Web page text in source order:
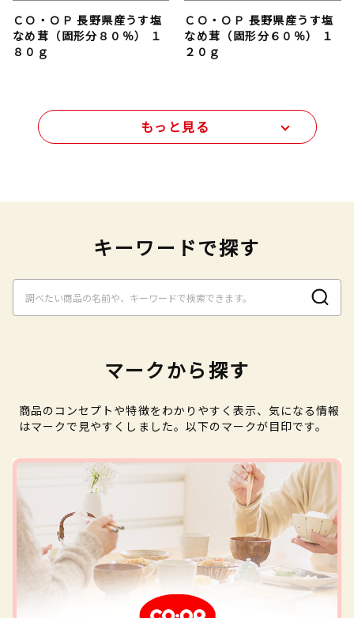
ＣＯ・ＯＰ 長野県産うす塩
なめ茸（固形分８０％） １
８０ｇ
ＣＯ・ＯＰ 長野県産うす塩
なめ茸（固形分６０％） １
２０ｇ
もっと見る
キーワードで探す
マークから探す
商品のコンセプトや特徴をわかりやすく表示、気になる情報
はマークで見やすくしました。以下のマークが目印です。